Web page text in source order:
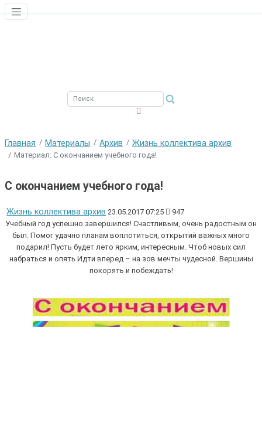
Главная Материалы Архив Жизнь коллектива архив
Материал: С окончанием учебного года!
С окончанием учебного года!
Жизнь коллектива архив 23.05.2017 07:25
947
Учебный год успешно завершился! Счастливым, очень радостным он
был. Помог удачно планам воплотиться, открытий важных много
подарил! Пусть будет лето ярким, интересным. Чтоб новых сил
набраться и опять Идти вперед – на зов мечты чудесной. Вершины
покорять и побеждать!